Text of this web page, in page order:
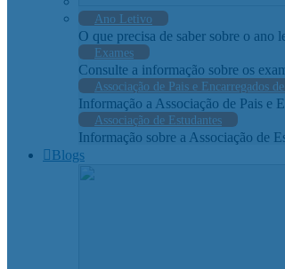
Ano Letivo
O que precisa de saber sobre o ano
Exames
Consulte a informação sobre os
Associação de Pais e Encarregados
Informação a Associação de Pais e
Associação de Estudantes
Informação sobre a Associação de
Blogs